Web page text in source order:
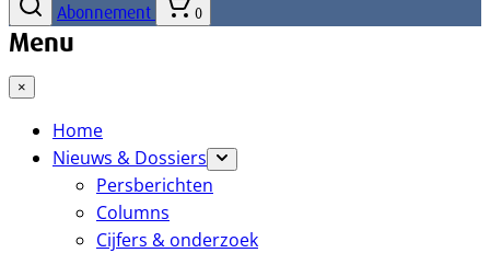
Abonnement 0
Menu
×
Home
Nieuws & Dossiers
Persberichten
Columns
Cijfers & onderzoek